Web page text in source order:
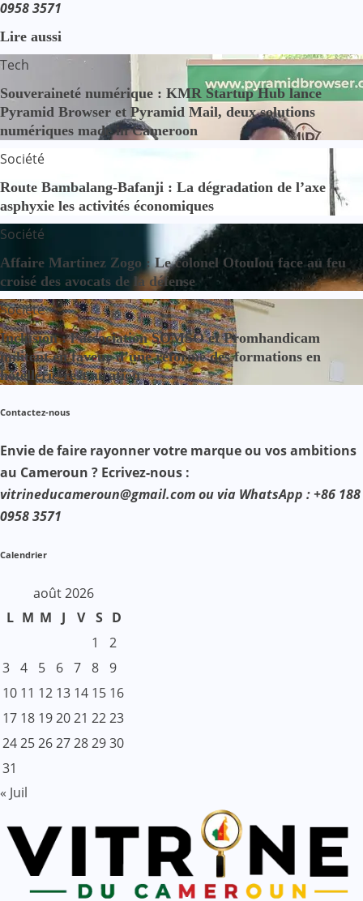
0958 3571
Lire aussi
Tech
Souveraineté numérique : KMR Startup Hub lance
Pyramid Browser et Pyramid Mail, deux solutions
numériques made in Cameroon
Société
Route Bambalang-Bafanji : La dégradation de l’axe
asphyxie les activités économiques
Société
Affaire Martinez Zogo : Le colonel Otoulou face au feu
croisé des avocats de la défense
Société
Inclusion : l’association SOMSO et Promhandicam
militent en faveur d’une réforme des formations en
hôtellerie-restauration
Contactez-nous
Envie de faire rayonner votre marque ou vos ambitions
au Cameroun ? Ecrivez-nous :
vitrineducameroun@gmail.com ou via WhatsApp : +86 188
0958 3571
Calendrier
août 2026
L M M J V S D
1
2
3 4 5 6 7 8 9
10 11 12 13 14 15 16
17 18 192021 2223
24252627282930
31
« Juil